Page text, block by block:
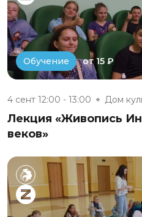
Обучение от 15 ₽
4 сент 12:00 - 13:00 Дом
Лекция «Живопись
веков»